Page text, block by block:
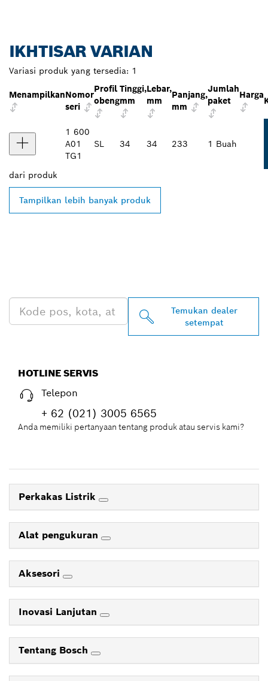
IKHTISAR VARIAN
Variasi produk yang tersedia: 1
MenampilkanNomor
seri
Profil
obeng
Tinggi,
mm
Lebar,
mm
Panjang,
mm
Jumlah
paket
Harga
1 600
A01
TG1
SL 34 34 233 1 Buah
dari produk
Tampilkan lebih banyak produk
Temukan dealer
setempat
HOTLINE SERVIS
Telepon
+ 62 (021) 3005 6565
Anda memiliki pertanyaan tentang produk atau servis kami?
Perkakas Listrik
Alat pengukuran
Aksesori
Inovasi Lanjutan
Tentang Bosch